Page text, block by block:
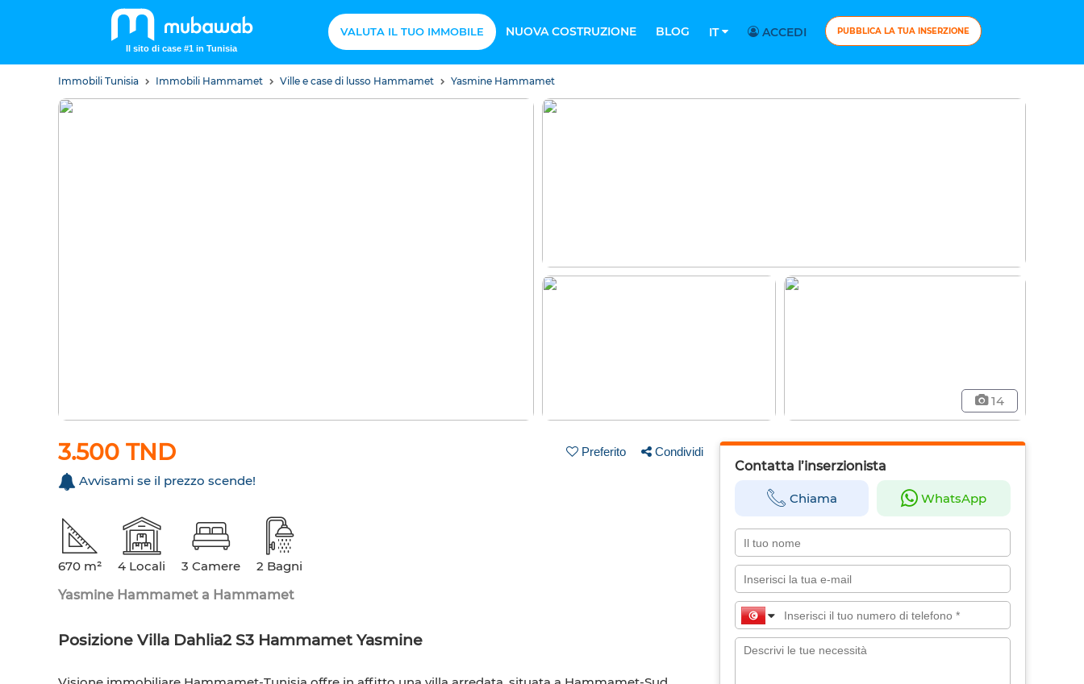
Il sito di case #1 in Tunisia
VALUTA IL TUO IMMOBILE NUOVA COSTRUZIONE BLOG IT ACCEDI PUBBLICA LA TUA INSERZIONE
Immobili Tunisia Immobili Hammamet Ville e case di lusso Hammamet Yasmine Hammamet
14
3.500 TND Preferito Condividi
Avvisami se il prezzo scende!
670 m² 4 Locali 3 Camere
2 Bagni
Yasmine Hammamet a Hammamet
Posizione Villa Dahlia2 S3 Hammamet Yasmine
Contatta l’inserzionista
Chiama WhatsApp